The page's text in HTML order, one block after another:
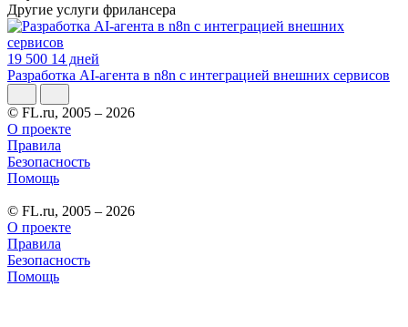
Другие услуги фрилансера
19 500 14 дней
Разработка AI-агента в n8n с интеграцией внешних сервисов
© FL.ru, 2005 – 2026
О проекте
Правила
Безопасность
Помощь
© FL.ru, 2005 – 2026
О проекте
Правила
Безопасность
Помощь